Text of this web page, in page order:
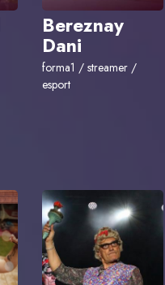
Bereznay
Dani
forma1 / streamer /
esport